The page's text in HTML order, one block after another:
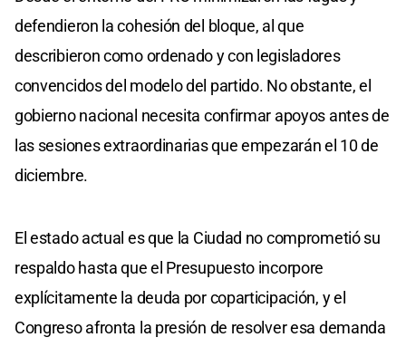
defendieron la cohesión del bloque, al que
describieron como ordenado y con legisladores
convencidos del modelo del partido. No obstante, el
gobierno nacional necesita confirmar apoyos antes de
las sesiones extraordinarias que empezarán el 10 de
diciembre.
El estado actual es que la Ciudad no comprometió su
respaldo hasta que el Presupuesto incorpore
explícitamente la deuda por coparticipación, y el
Congreso afronta la presión de resolver esa demanda